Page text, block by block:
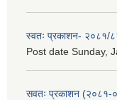
स्वतः प्रकाशन- २०८१/
Post date Sunday,
सवतः प्रकाशन (२०८१-